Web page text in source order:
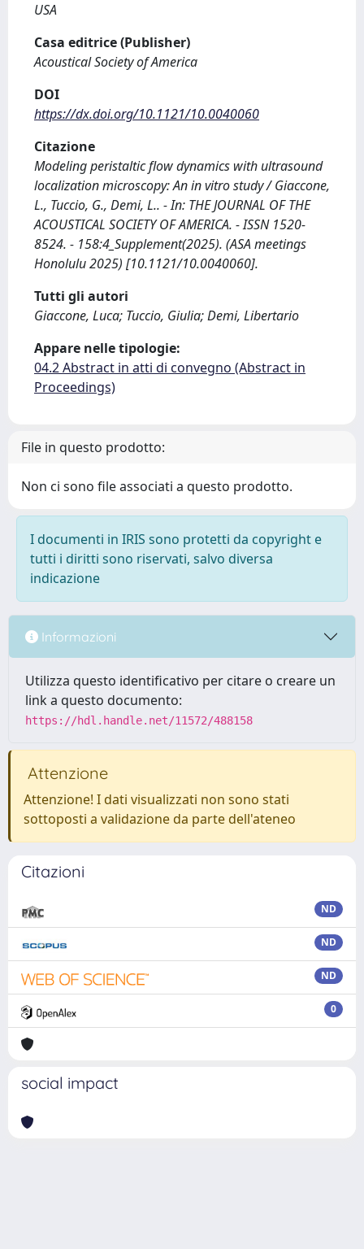
USA
Casa editrice (Publisher)
Acoustical Society of America
DOI
https://dx.doi.org/10.1121/10.0040060
Citazione
Modeling peristaltic flow dynamics with ultrasound
localization microscopy: An in vitro study / Giaccone,
L., Tuccio, G., Demi, L.. - In: THE JOURNAL OF THE
ACOUSTICAL SOCIETY OF AMERICA. - ISSN 1520-
8524. - 158:4_Supplement(2025). (ASA meetings
Honolulu 2025) [10.1121/10.0040060].
Tutti gli autori
Giaccone, Luca; Tuccio, Giulia; Demi, Libertario
Appare nelle tipologie:
04.2 Abstract in atti di convegno (Abstract in
Proceedings)
File in questo prodotto:
Non ci sono file associati a questo prodotto.
I documenti in IRIS sono protetti da copyright e
tutti i diritti sono riservati, salvo diversa
indicazione
Informazioni
Utilizza questo identificativo per citare o creare un
link a questo documento:
https://hdl.handle.net/11572/488158
Attenzione
Attenzione! I dati visualizzati non sono stati
sottoposti a validazione da parte dell'ateneo
Citazioni
ND
ND
ND
0
social impact